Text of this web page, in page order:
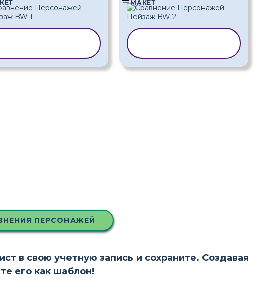
МАКЕТ
ПЕРСОНАЖЕЙ
в свою учетную запись и сохраните. Создавая
его как шаблон!